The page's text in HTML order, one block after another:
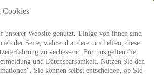
Cookies
unserer Website genutzt. Einige von ihnen sind
der Seite, während andere uns helfen, diese
zu verbessern. Für uns gelten die
und Datensparsamkeit. Nutzen Sie den
Sie können selbst entscheiden, ob Sie